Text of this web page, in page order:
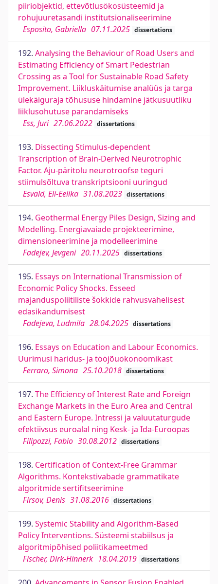
piiriobjektid, ettevõtlusökosüsteemid ja
rohujuuretasandi institutsionaliseerimine
Esposito, Gabriella 07.11.2025 dissertations
192. Analysing the Behaviour of Road Users and
Estimating Efficiency of Smart Pedestrian
Crossing as a Tool for Sustainable Road Safety
Improvement. Liikluskäitumise analüüs ja targa
ülekäiguraja tõhususe hindamine jätkusuutliku
liiklusohutuse parandamiseks
Ess, Juri 27.06.2022 dissertations
193. Dissecting Stimulus-dependent
Transcription of Brain-Derived Neurotrophic
Factor. Aju-päritolu neurotroofse teguri
stiimulsõltuva transkriptsiooni uuringud
Esvald, Eli-Eelika 31.08.2023 dissertations
194. Geothermal Energy Piles Design, Sizing and
Modelling. Energiavaiade projekteerimine,
dimensioneerimine ja modelleerimine
Fadejev, Jevgeni 20.11.2025 dissertations
195. Essays on International Transmission of
Economic Policy Shocks. Esseed
majanduspoliitiliste šokkide rahvusvahelisest
edasikandumisest
Fadejeva, Ludmila 28.04.2025 dissertations
196. Essays on Education and Labour Economics.
Uurimusi haridus- ja tööjõuökonoomikast
Ferraro, Simona 25.10.2018 dissertations
197. The Efficiency of Interest Rate and Foreign
Exchange Markets in the Euro Area and Central
and Eastern Europe. Intressi ja valuutaturgude
efektiivsus euroalal ning Kesk- ja Ida-Euroopas
Filipozzi, Fabio 30.08.2012 dissertations
198. Certification of Context-Free Grammar
Algorithms. Kontekstivabade grammatikate
algoritmide sertifitseerimine
Firsov, Denis 31.08.2016 dissertations
199. Systemic Stability and Algorithm-Based
Policy Interventions. Süsteemi stabiilsus ja
algoritmipõhised poliitikameetmed
Fischer, Dirk-Hinnerk 18.04.2019 dissertations